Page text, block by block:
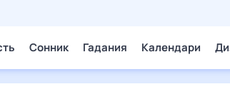
Сонник Гадания Календари